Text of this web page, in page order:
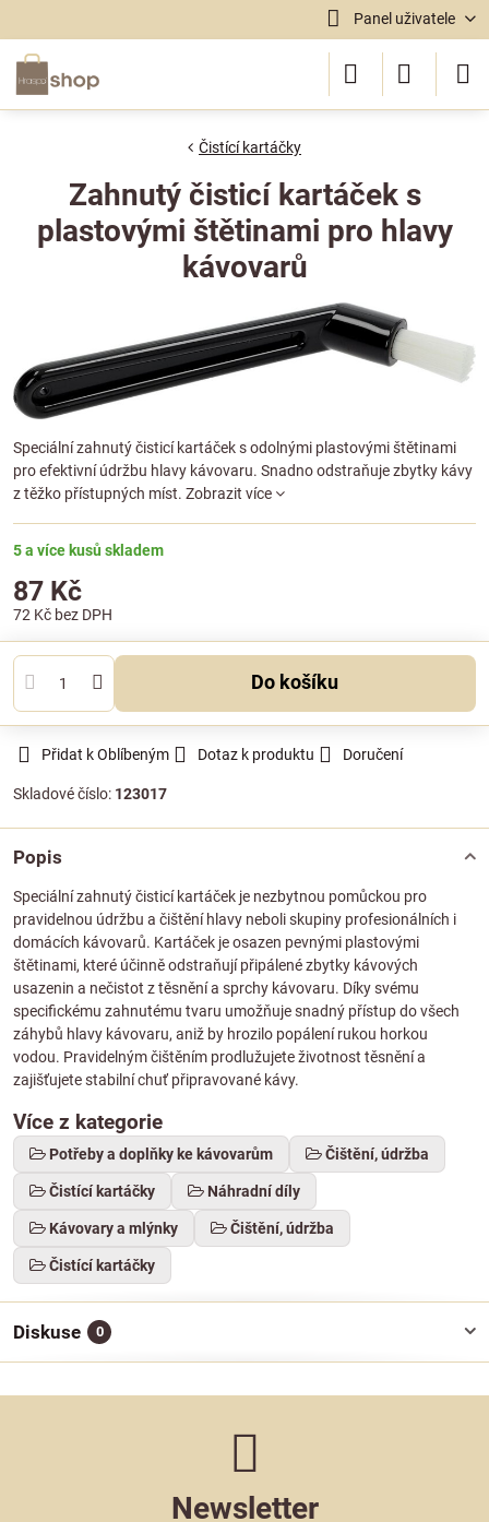
Panel uživatele
Čistící kartáčky
Zahnutý čisticí kartáček s
plastovými štětinami pro hlavy
kávovarů
Speciální zahnutý čisticí kartáček s odolnými plastovými štětinami
pro efektivní údržbu hlavy kávovaru. Snadno odstraňuje zbytky kávy
z těžko přístupných míst. Zobrazit více
5 a více kusů skladem
87 Kč
72 Kč bez DPH
Do košíku
Přidat k Oblíbeným Dotaz k produktu Doručení
Skladové číslo: 123017
Popis
Speciální zahnutý čisticí kartáček je nezbytnou pomůckou pro
pravidelnou údržbu a čištění hlavy neboli skupiny profesionálních i
domácích kávovarů. Kartáček je osazen pevnými plastovými
štětinami, které účinně odstraňují připálené zbytky kávových
usazenin a nečistot z těsnění a sprchy kávovaru. Díky svému
specifickému zahnutému tvaru umožňuje snadný přístup do všech
záhybů hlavy kávovaru, aniž by hrozilo popálení rukou horkou
vodou. Pravidelným čištěním prodlužujete životnost těsnění a
zajišťujete stabilní chuť připravované kávy.
Více z kategorie
Potřeby a doplňky ke kávovarům Čištění, údržba
Čistící kartáčky Náhradní díly
Kávovary a mlýnky Čištění, údržba
Čistící kartáčky
Diskuse 0
Newsletter